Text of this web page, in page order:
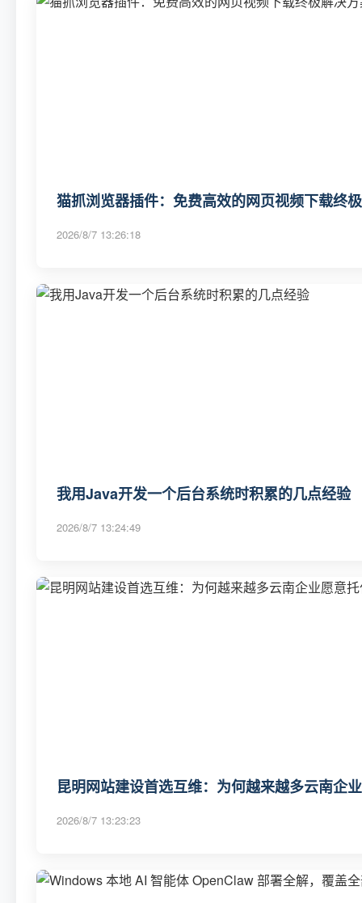
猫抓浏览器插件：免费高效的网页视频下载终
2026/8/7 13:26:18
我用Java开发一个后台系统时积累的几点经验
2026/8/7 13:24:49
昆明网站建设首选互维：为何越来越多云南企
2026/8/7 13:23:23